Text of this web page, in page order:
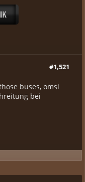
#1,521
buses, omsi
bei